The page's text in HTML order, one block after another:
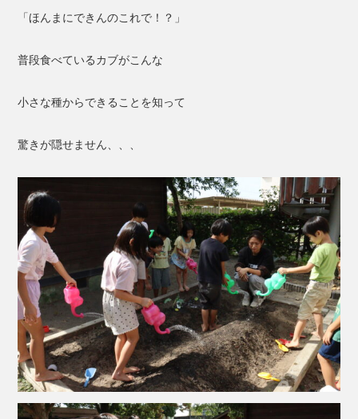
「ほんまにできんのこれで！？」
普段食べているカブがこんな
小さな種からできることを知って
驚きが隠せません、、、